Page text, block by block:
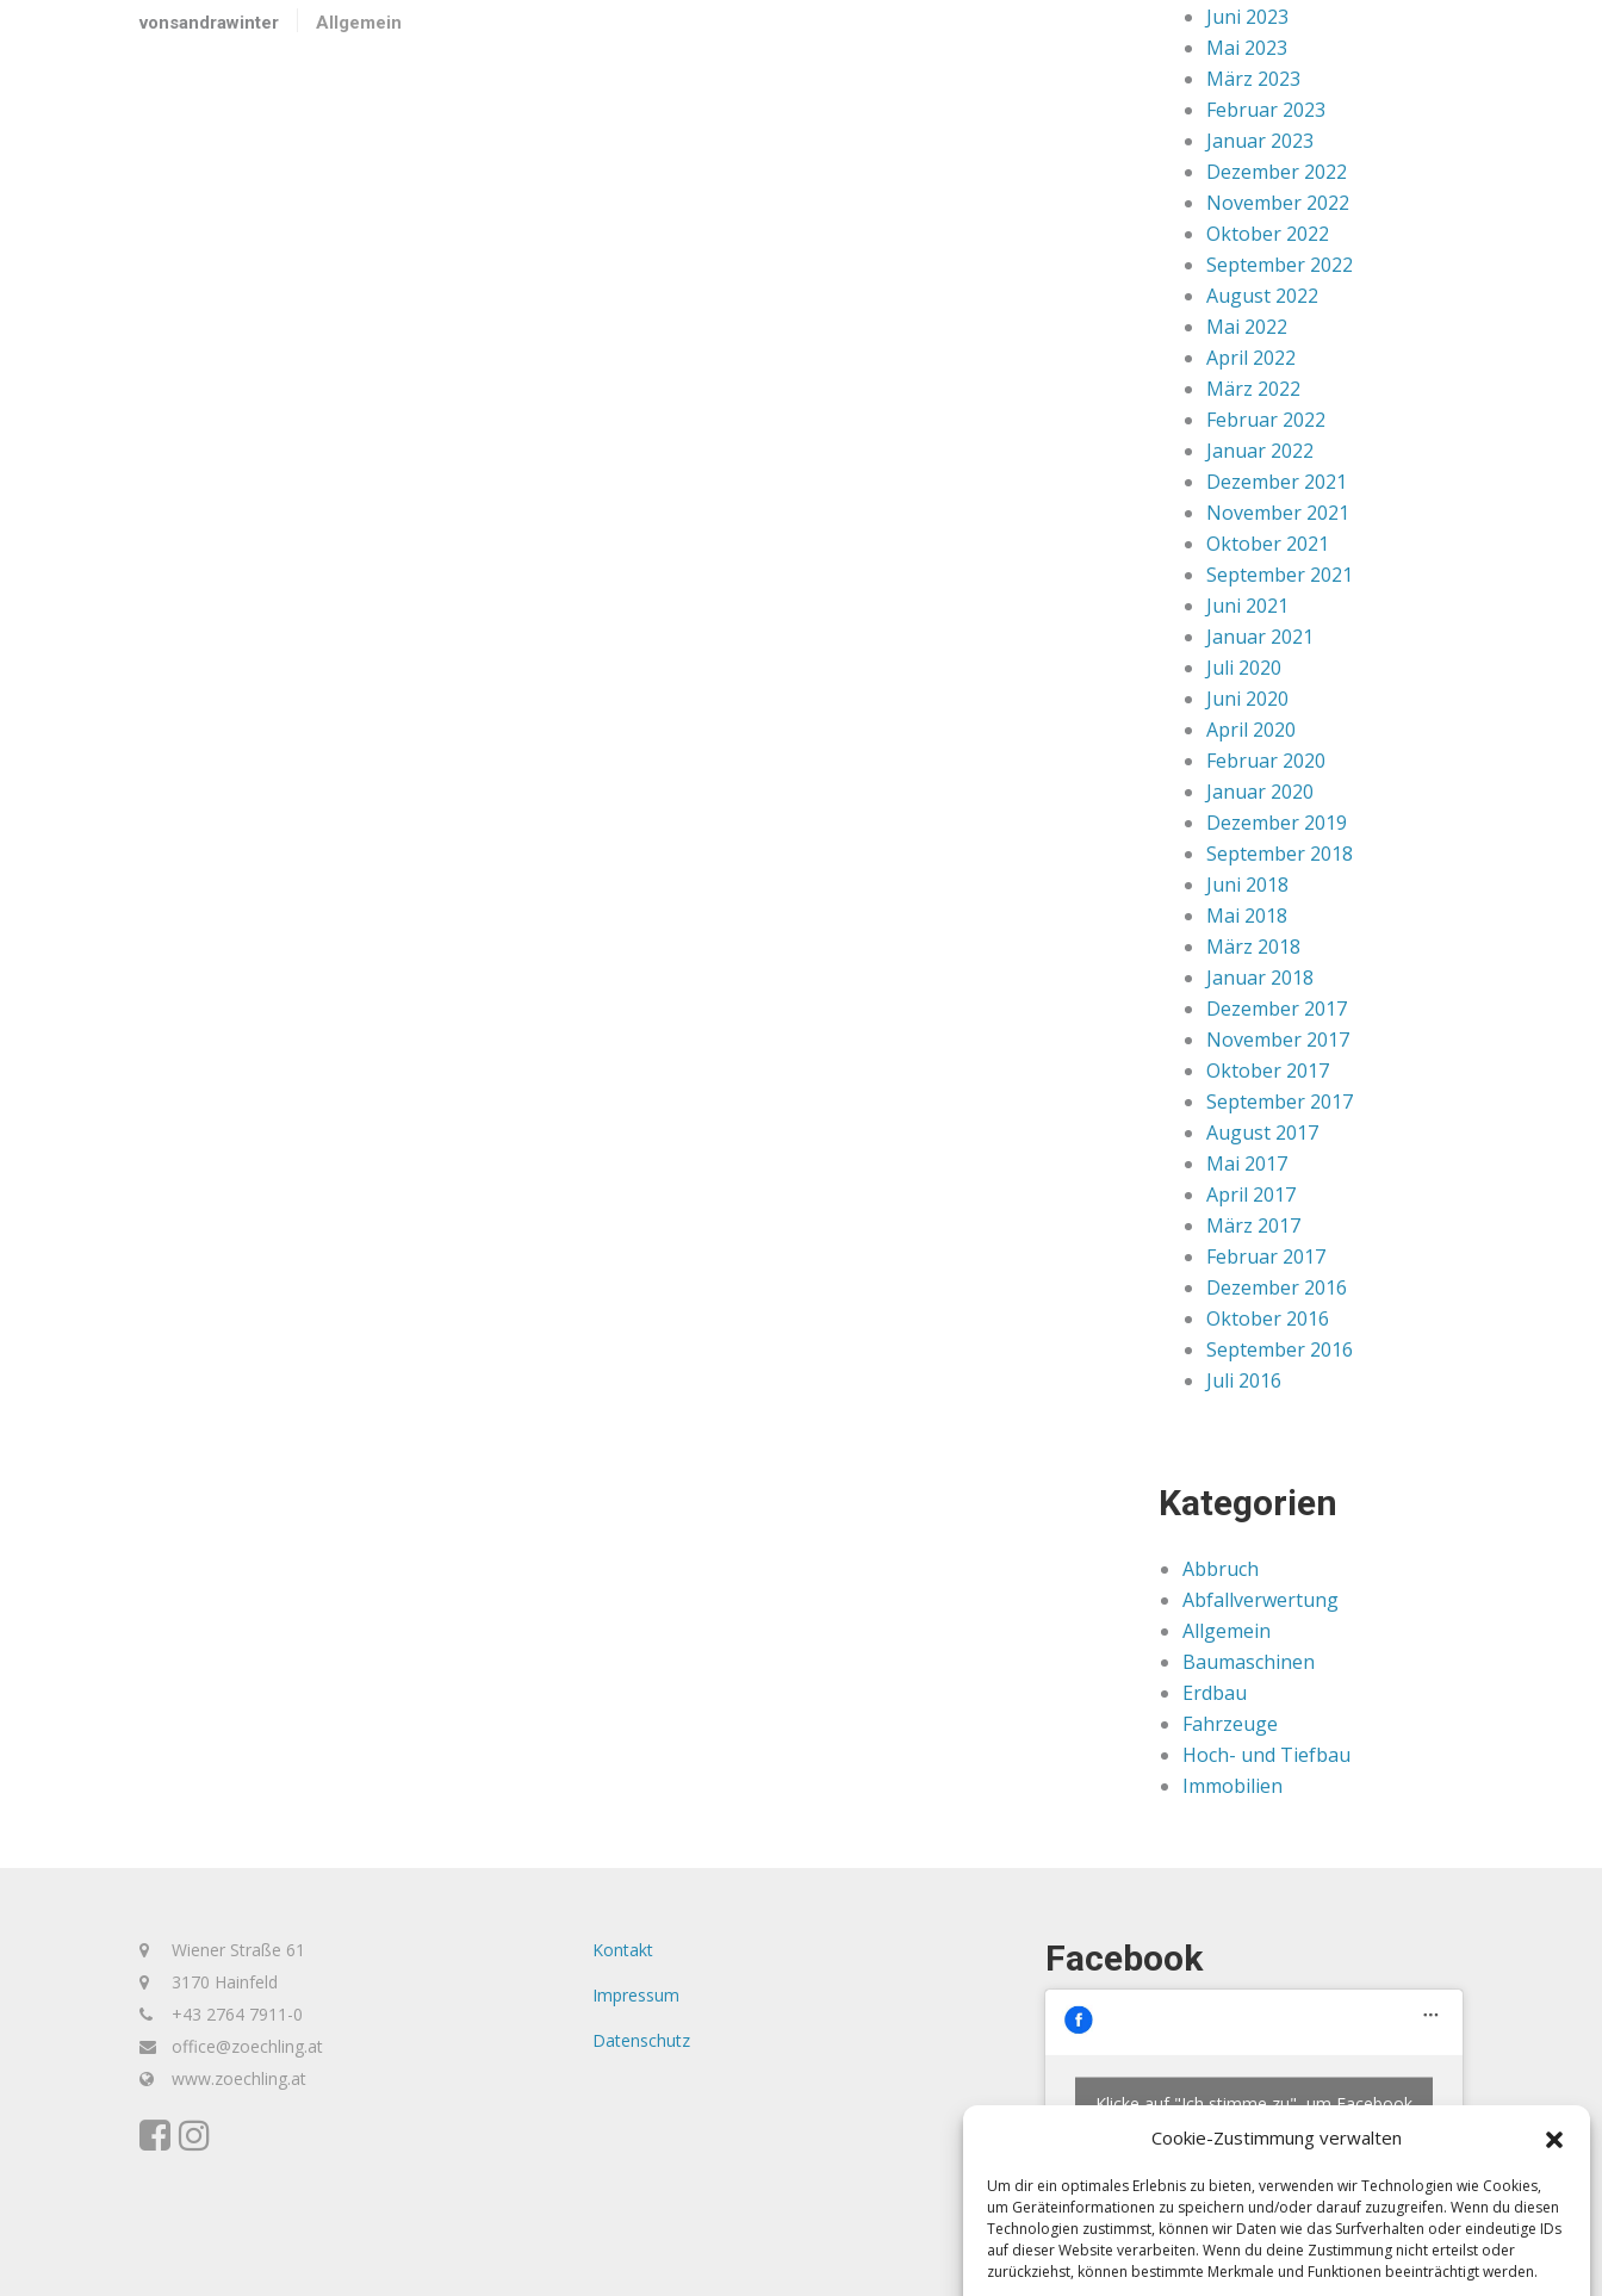
Cookie-Zustimmung verwalten
Um dir ein optimales Erlebnis zu bieten, verwenden wir Technologien wie Cookies,
um Geräteinformationen zu speichern und/oder darauf zuzugreifen. Wenn du diesen
Technologien zustimmst, können wir Daten wie das Surfverhalten oder eindeutige IDs
auf dieser Website verarbeiten. Wenn du deine Zustimmung nicht erteilst oder
zurückziehst, können bestimmte Merkmale und Funktionen beeinträchtigt werden.
vonsandrawinter Allgemein
Juni 2023
Mai 2023
März 2023
Februar 2023
Januar 2023
Dezember 2022
November 2022
Oktober 2022
September 2022
August 2022
Mai 2022
April 2022
März 2022
Februar 2022
Januar 2022
Dezember 2021
November 2021
Oktober 2021
September 2021
Juni 2021
Januar 2021
Juli 2020
Juni 2020
April 2020
Februar 2020
Januar 2020
Dezember 2019
September 2018
Juni 2018
Mai 2018
März 2018
Januar 2018
Dezember 2017
November 2017
Oktober 2017
September 2017
August 2017
Mai 2017
April 2017
März 2017
Februar 2017
Dezember 2016
Oktober 2016
September 2016
Juli 2016
Kategorien
Abbruch
Abfallverwertung
Allgemein
Baumaschinen
Erdbau
Fahrzeuge
Hoch- und Tiefbau
Immobilien
Wiener Straße 61
3170 Hainfeld
+43 2764 7911-0
office@zoechling.at
www.zoechling.at
Kontakt
Impressum
Datenschutz
Facebook
Klicke auf "Ich stimme zu", um Facebook
zu aktivieren